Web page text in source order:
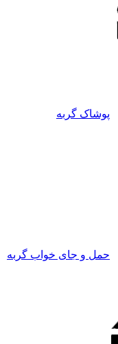
پوشاک گربه
حمل و جای خواب گربه